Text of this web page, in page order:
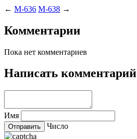
← M-636 M-638 →
Комментарии
Пока нет комментариев
Написать комментарий
Имя
Число